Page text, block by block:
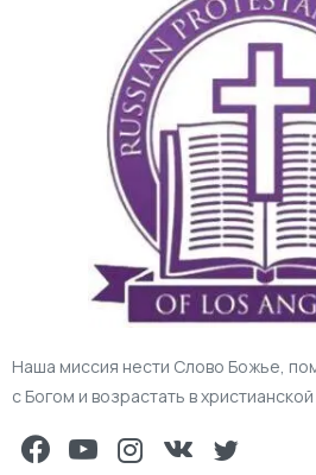
Наша миссия нести Слово Божье,
с Богом и возрастать в христианской